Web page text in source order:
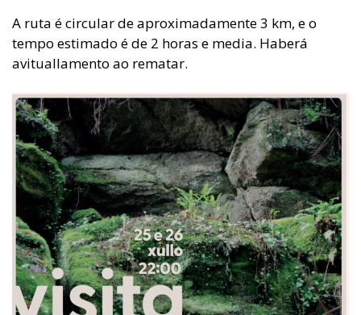
A ruta é circular de aproximadamente 3 km, e o
tempo estimado é de 2 horas e media. Haberá
avituallamento ao rematar.